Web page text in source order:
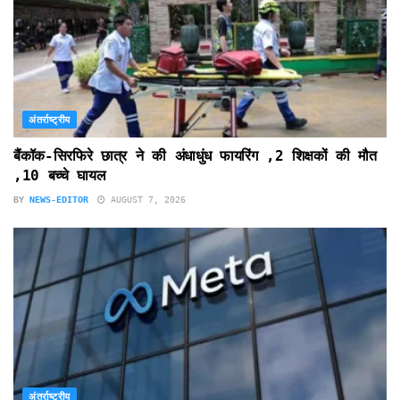
अंतर्राष्ट्रीय
बैंकॉक-सिरफिरे छात्र ने की अंधाधुंध फायरिंग ,2 शिक्षकों की मौत
,10 बच्चे घायल
BY NEWS-EDITOR AUGUST 7, 2026
अंतर्राष्ट्रीय